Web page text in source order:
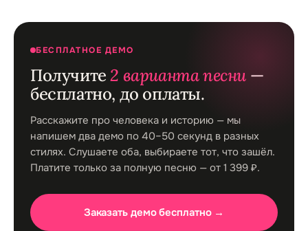
БЕСПЛАТНОЕ ДЕМО
Получите2 варианта песни —
бесплатно, до оплаты.
Расскажите про человека и историю — мы
напишем два демо по 40–50 секунд в разных
стилях. Слушаете оба, выбираете тот, что зашёл.
Платите только за полную песню — от 1 399 ₽.
Заказать демо бесплатно →